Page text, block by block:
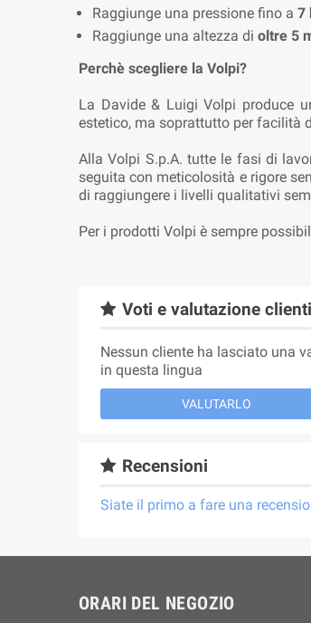
Raggiunge una pressione fino a 7
Raggiunge una altezza di oltre 5
Perchè scegliere la Volpi?
La Davide & Luigi Volpi produce
estetico, ma soprattutto per facilità
Alla Volpi S.p.A. tutte le fasi di
seguita con meticolosità e rigore
di raggiungere i livelli qualitativi
Per i prodotti Volpi è sempre
Voti e valutazione clienti
Nessun cliente ha lasciato una
in questa lingua
VALUTARLO
Recensioni
Siate il primo a fare una
ORARI DEL NEGOZIO